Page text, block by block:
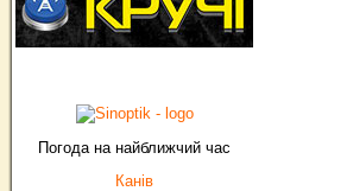
Погода на найближчий час
Канів